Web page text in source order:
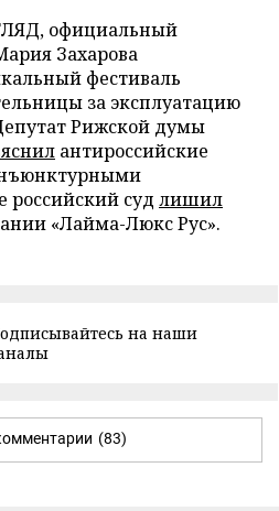
официальный
Захарова
фестиваль
за эксплуатацию
Рижской думы
антироссийские
российский суд лишил
«Лайма-Люкс Рус».
на наши
(83)